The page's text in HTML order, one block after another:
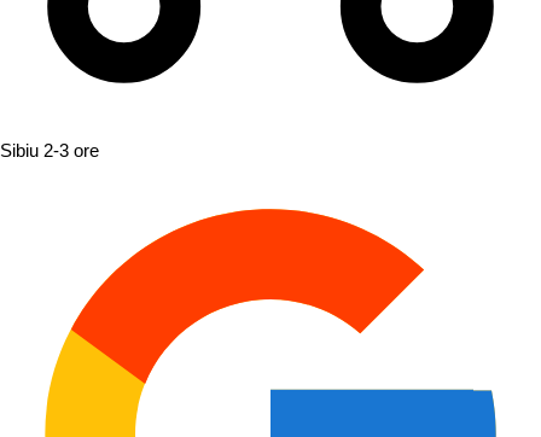
Sibiu 2-3 ore